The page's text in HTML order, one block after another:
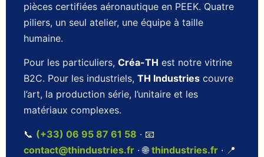
pièces certifiées aéronautique en PEEK. Quatre
piliers, un seul atelier, une équipe à taille
humaine.
Pour les particuliers, Créa-TH est notre vitrine
B2C. Pour les industriels, TH Industries couvre
l’art, la production série, l’unitaire et les
matériaux complexes.
📞 (+33) 06 95 87 61 58 · 📧
contact@thindustries.fr · 🌐thindustries.fr · 📍